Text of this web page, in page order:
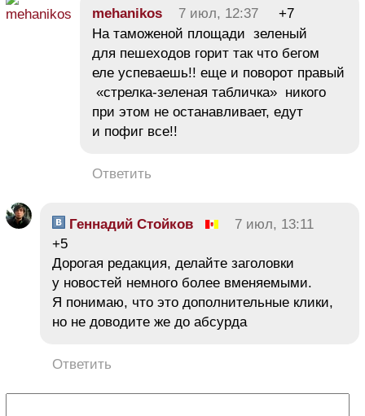
mehanikos 7 июл, 12:37
+7
На таможеной площади зеленый
для пешеходов горит так что бегом
еле успеваешь!! еще и поворот правый
«стрелка-зеленая табличка» никого
при этом не останавливает, едут
и пофиг все!!
Ответить
Геннадий Стойков
7 июл, 13:11
+5
Дорогая редакция, делайте заголовки
у новостей немного более вменяемыми.
Я понимаю, что это дополнительные клики,
но не доводите же до абсурда
Ответить